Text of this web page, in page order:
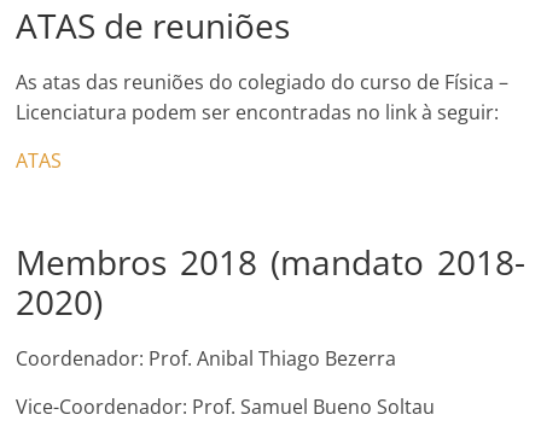
ATAS de reuniões
As atas das reuniões do colegiado do curso de Física –
Licenciatura podem ser encontradas no link à seguir:
ATAS
Membros 2018 (mandato 2018-
2020)
Coordenador: Prof. Anibal Thiago Bezerra
Vice-Coordenador: Prof. Samuel Bueno Soltau